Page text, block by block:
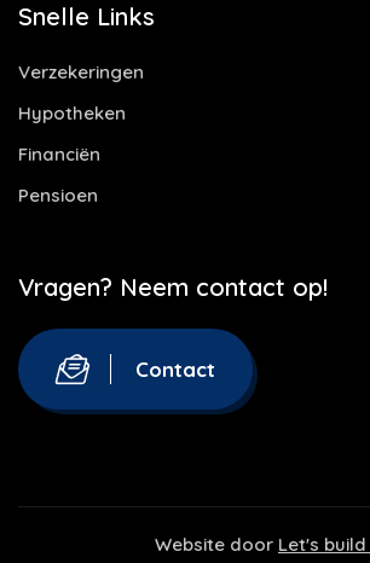
Snelle Links
Verzekeringen
Hypotheken
Financiën
Pensioen
Vragen? Neem contact op!
Contact
Website door Let's build